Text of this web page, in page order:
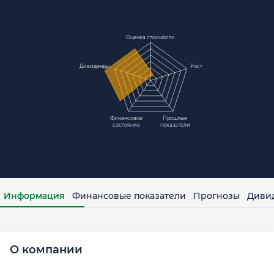
Оценка стоимости
Рост
Прошлые
показатели
Финансовое
состояние
Дивиденды
Информация Финансовые показатели Прогнозы
О компании